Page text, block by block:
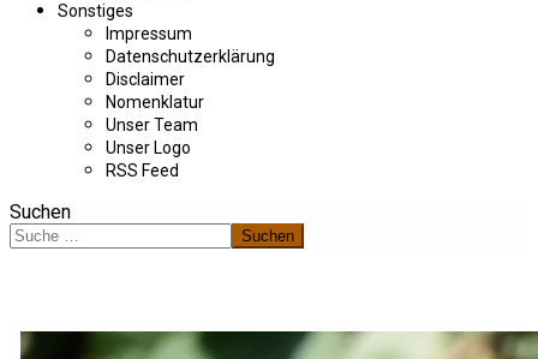
Sonstiges
Impressum
Datenschutzerklärung
Disclaimer
Nomenklatur
Unser Team
Unser Logo
RSS Feed
Suchen
Suchen